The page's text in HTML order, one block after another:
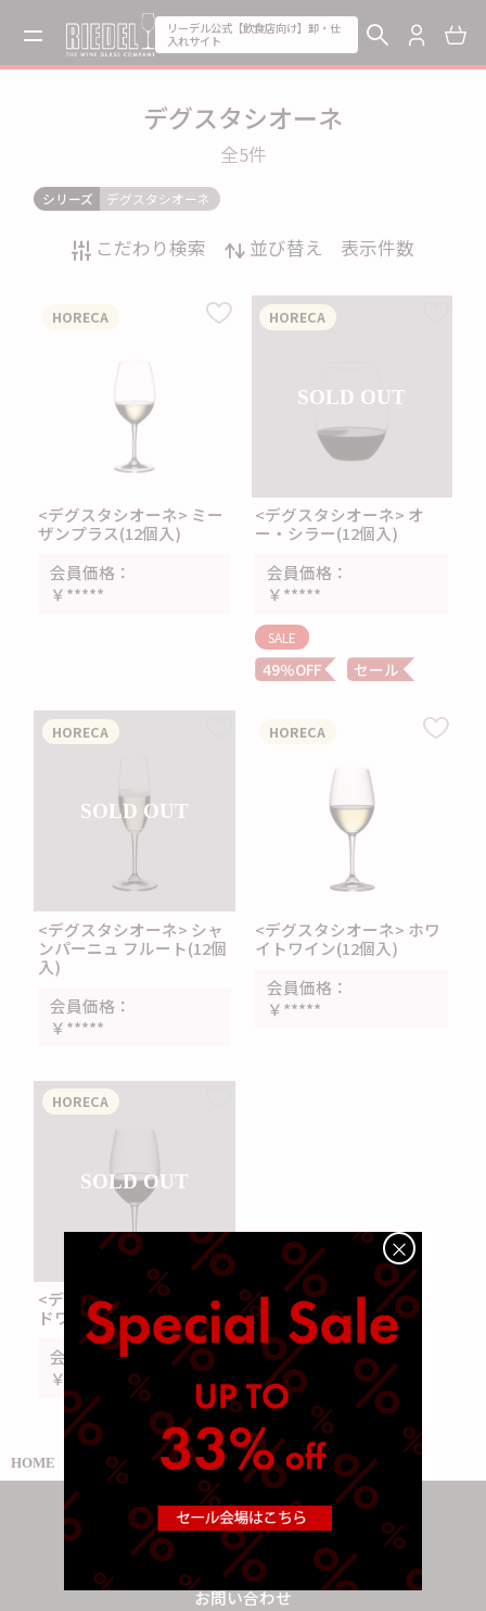
リーデル公式【飲食店向け】卸・仕
入れサイト
デグスタシオーネ
全5件
シリーズ デグスタシオーネ
こだわり検索 並び替え 表示件数
<デグスタシオーネ> ミー
ザンプラス(12個入)
会員価格
￥*****
HORECA
SOLD OUT
<デグスタシオーネ> オ
ー・シラー(12個入)
会員価格
￥*****
HORECA
SALE
49％OFF セール
SOLD OUT
<デグスタシオーネ> シャ
ンパーニュ フルート(12個
入)
会員価格
￥*****
HORECA
<デグスタシオーネ> ホワ
イトワイン(12個入)
会員価格
￥*****
HORECA
SOLD OUT
<デグスタシオーネ> レッ
ドワイン(12個入)
会員価格
￥*****
HORECA
HOME RIEDEL デグスタシオーネ
Contact us
お問い合わせ
×